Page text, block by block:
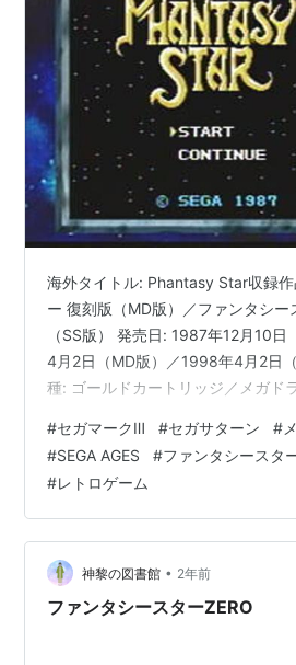
海外タイトル: Phantasy Star収録
ー 復刻版（MD版）／ファンタシー
（SS版） 発売日: 1987年12月10
4月2日（MD版）／1998年4月2日
種: ゴールドカートリッジ／メガド
版・SS版）型番: G-1341（MK3版
／GS-9186（SS版） セガの看板
ー」シリーズの1作目である、セガ
出したRPGでもある。「ドラゴン
#セガマークⅢ #セガサターン #
#SEGA AGES #ファンタシースタ
#レトロゲーム
神黎の図書館 • 2年前
ファンタシースターZERO